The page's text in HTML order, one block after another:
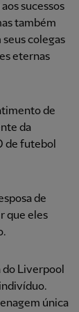
sucessos
também
colegas
eternas
de
da
de futebol
de
que eles
do Liverpool
única